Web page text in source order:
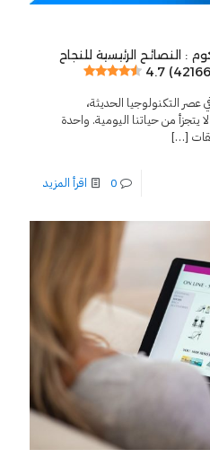
الرئيسية للنجاح
4.7
التكنولوجيا الحديثة،
يتجزأ من حياتنا اليومية. واحدة
[…]
0 اقرأ المزيد